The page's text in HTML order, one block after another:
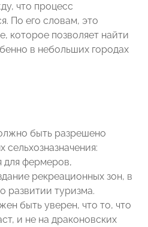
что процесс
По его словам, это
которое позволяет найти
в небольших городах
быть разрешено
сельхозназначения:
для фермеров,
рекреационных зон, в
развитии туризма.
быть уверен, что то, что
и не на драконовских